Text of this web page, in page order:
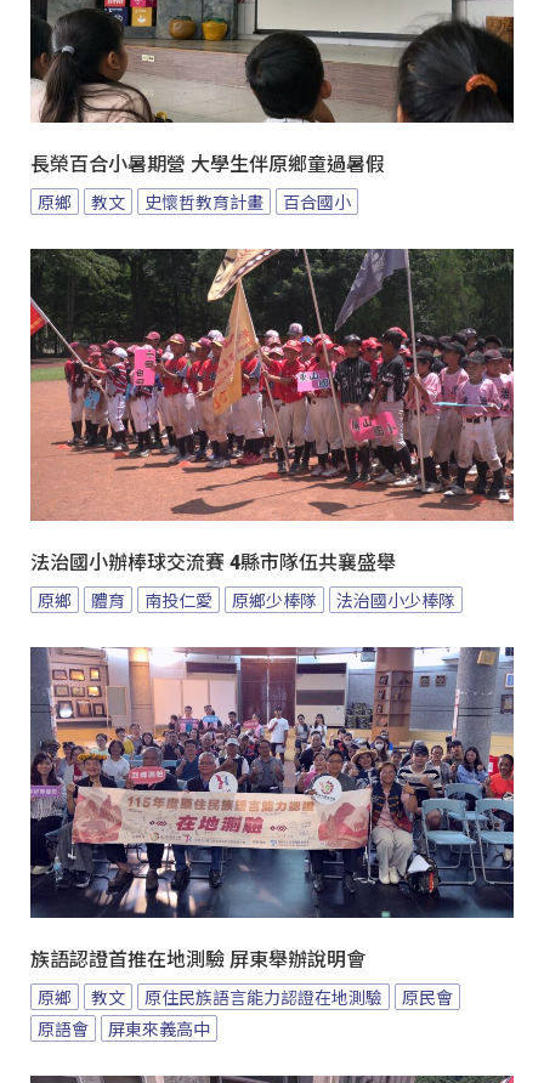
長榮百合小暑期營 大學生伴原鄉童過暑假
原鄉 教文 史懷哲教育計畫 百合國小
法治國小辦棒球交流賽 4縣市隊伍共襄盛舉
原鄉 體育 南投仁愛 原鄉少棒隊 法治國小少棒隊
族語認證首推在地測驗 屏東舉辦說明會
原鄉 教文 原住民族語言能力認證在地測驗
原民會
原語會
屏東來義高中